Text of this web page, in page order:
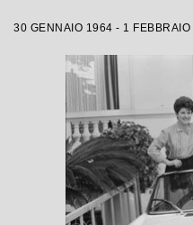
30 GENNAIO 1964 - 1